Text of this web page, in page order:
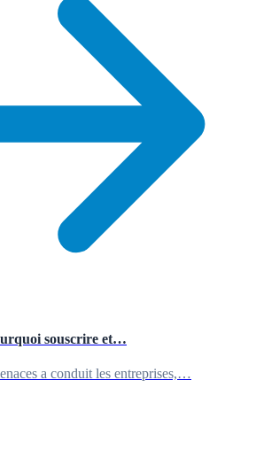
souscrire et…
a conduit les entreprises,…